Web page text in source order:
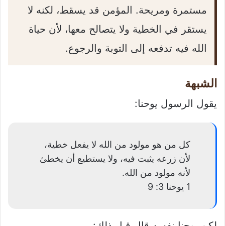
مستمرة ومريحة. المؤمن قد يسقط، لكنه لا
يستقر في الخطية ولا يتصالح معها، لأن حياة
الله فيه تدفعه إلى التوبة والرجوع.
الشبهة
يقول الرسول يوحنا:
كل من هو مولود من الله لا يفعل خطية،
لأن زرعه يثبت فيه، ولا يستطيع أن يخطئ
لأنه مولود من الله.
1 يوحنا 3: 9